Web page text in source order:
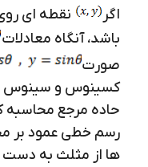
اگر نقطه ای
باشد، آنگاه معادلات
صورت
کسینوس و سینوس
حاده مرجع محاسبه
ها از مثلث به دست